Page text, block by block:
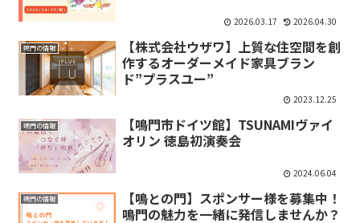
2026.03.17 2026.04.30
鳴門の情報
【株式会社ウザワ】上質な住空間を創
作するオーダーメイド家具ブラン
ド”プラスユー”
2023.12.25
鳴門の情報
【鳴門市ドイツ館】TSUNAMIヴァイ
オリン 徳島初演奏会
2024.06.04
鳴門の情報
【鳴との門】スポンサー様を募集中！
鳴門の魅力を一緒に発信しませんか？